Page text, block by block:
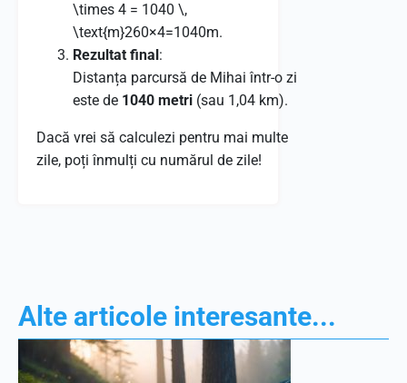
\times 4 = 1040 \,
\text{m}260×4=1040m.
Rezultat final:
Distanța parcursă de Mihai într-o zi
este de 1040 metri (sau 1,04 km).
Dacă vrei să calculezi pentru mai multe
zile, poți înmulți cu numărul de zile!
Alte articole interesante...